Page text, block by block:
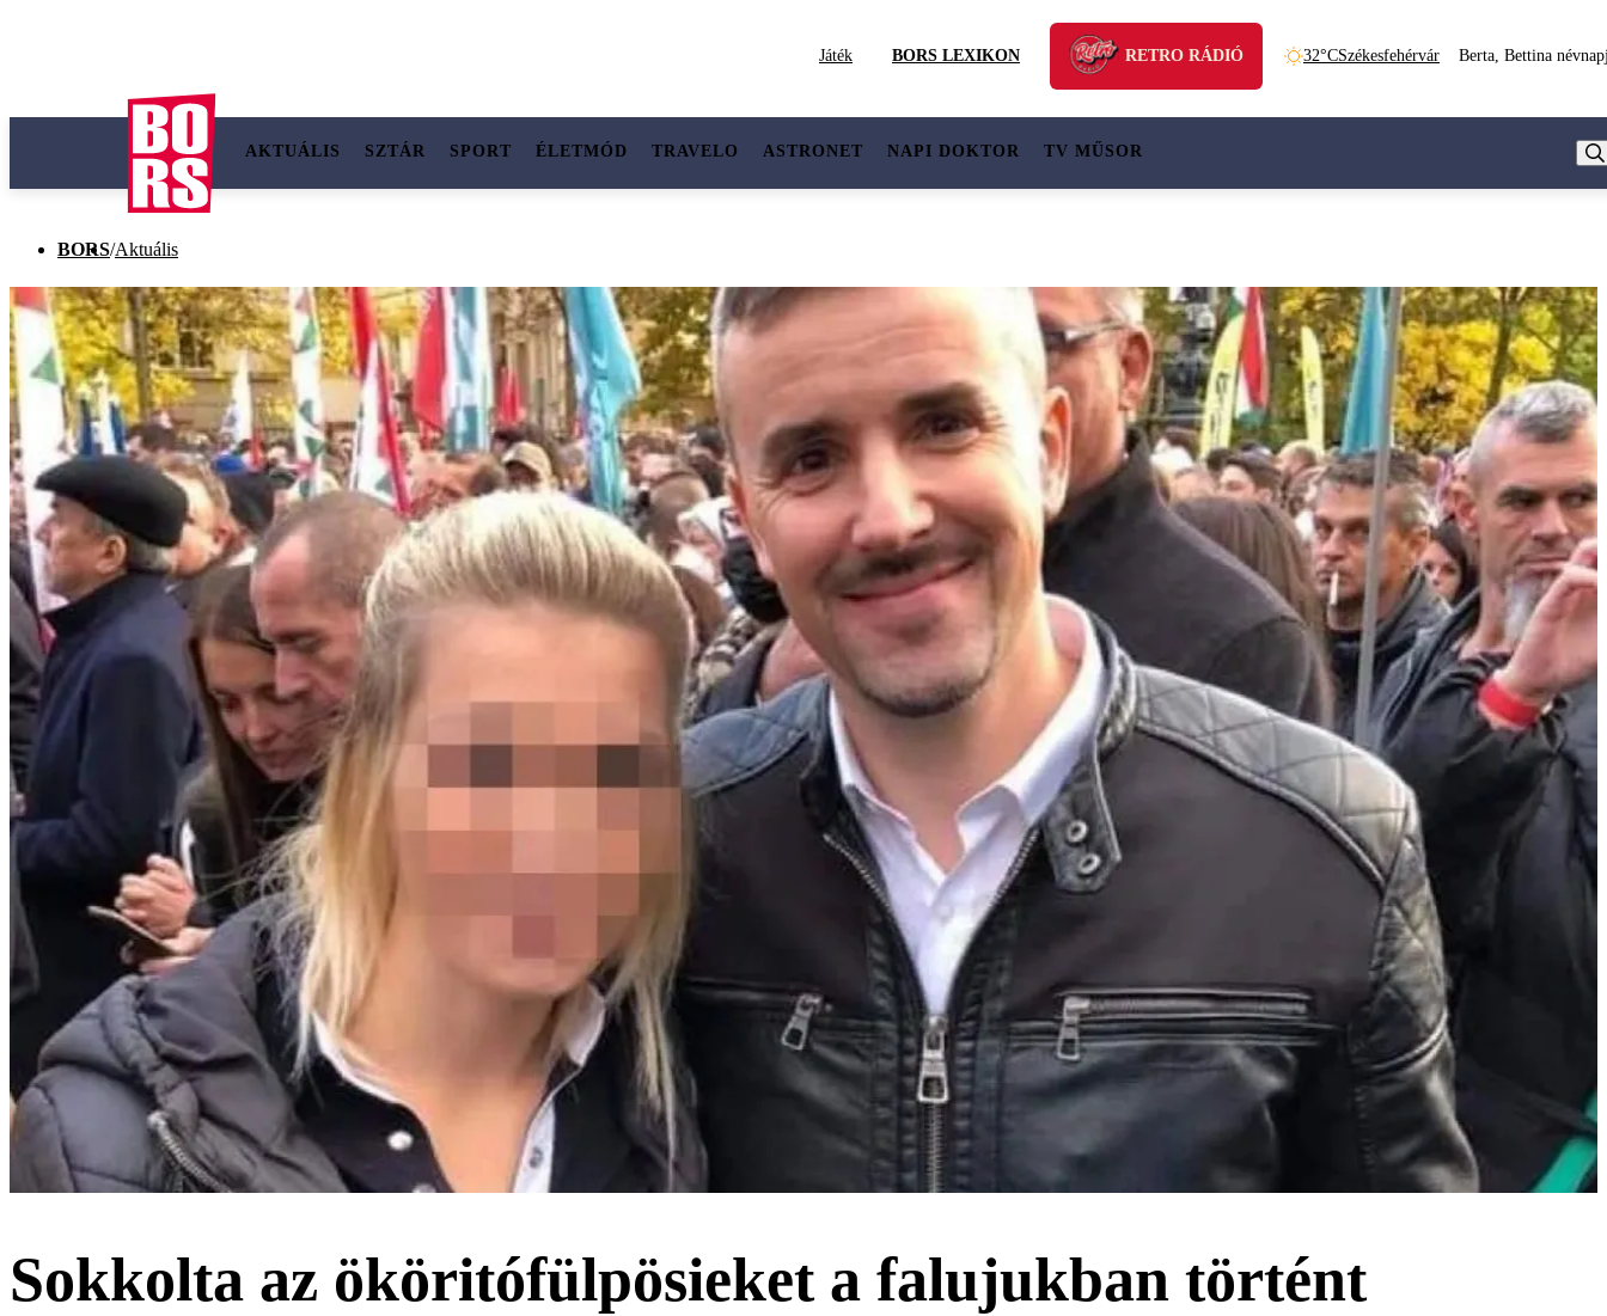
Játék BORS LEXIKON RETRO RÁDIÓ 32°CSzékesfehérvár Berta, Bettina
AKTUÁLIS SZTÁR SPORT ÉLETMÓD TRAVELO ASTRONET NAPI DOKTOR TV MŰSOR
BORS/Aktuális
Sokkolta az ököritófülpösieket a falujukban történt